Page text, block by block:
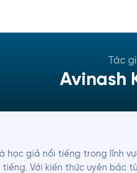
Tác
Avinash
học giả nổi tiếng trong lĩnh
Với kiến thức uyên bác